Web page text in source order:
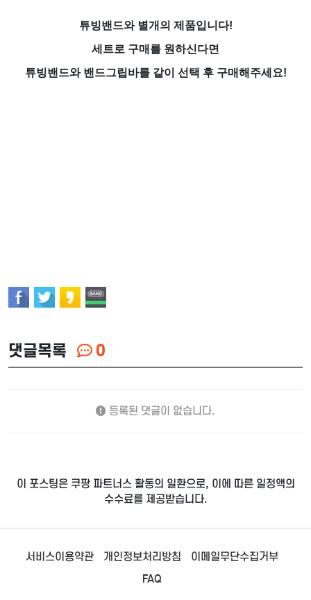
튜빙밴드와 별개의 제품입니다!
세트로 구매를 원하신다면
튜빙밴드와 밴드그립바를 같이 선택 후 구매해주세요!
댓글목록 0
등록된 댓글이 없습니다.
이 포스팅은 쿠팡 파트너스 활동의 일환으로, 이에 따른 일정액의
수수료를 제공받습니다.
서비스이용약관 개인정보처리방침
이메일무단수집거부
FAQ